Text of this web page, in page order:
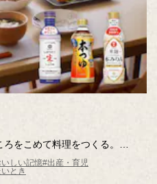
をこめて料理をつくる。
のこころが伝わって「がんば
しい記憶#出産・育児
とき